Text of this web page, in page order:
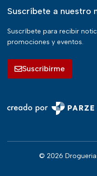
Suscríbete a nuestro
Suscríbete para recibir
promociones y eventos.
Suscribirme
© 2026 Drogueria